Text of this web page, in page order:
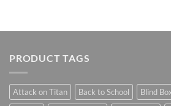
PRODUCT TAGS
Attack on Titan Back to School Blind